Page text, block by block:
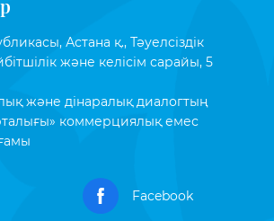
Астана қ., Тәуелсіздік
және келісім сарайы, 5
және дінаралық диалогтың
коммерциялық емес
Facebook